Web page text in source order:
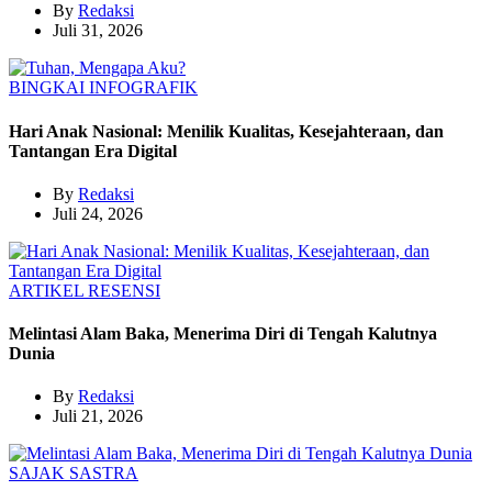
By Redaksi
Juli 31, 2026
BINGKAI INFOGRAFIK
Hari Anak Nasional: Menilik Kualitas, Kesejahteraan, dan
Tantangan Era Digital
By Redaksi
Juli 24, 2026
ARTIKEL RESENSI
Melintasi Alam Baka, Menerima Diri di Tengah Kalutnya
Dunia
By Redaksi
Juli 21, 2026
SAJAK SASTRA